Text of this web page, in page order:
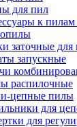
для пил
к
заточные для
запускные
распилочные
цепные пилы
для
для